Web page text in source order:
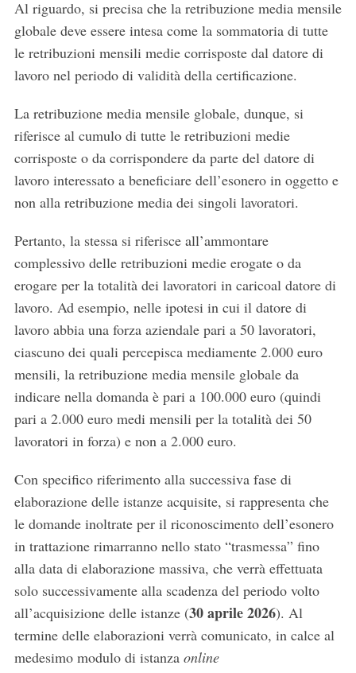
Al riguardo, si precisa che la retribuzione media mensile
globale deve essere intesa come la sommatoria di tutte
le retribuzioni mensili medie corrisposte dal datore di
lavoro nel periodo di validità della certificazione.
La retribuzione media mensile globale, dunque, si
riferisce al cumulo di tutte le retribuzioni medie
corrisposte o da corrispondere da parte del datore di
lavoro interessato a beneficiare dell’esonero in oggetto e
non alla retribuzione media dei singoli lavoratori.
Pertanto, la stessa si riferisce all’ammontare
complessivo delle retribuzioni medie erogate o da
erogare per la totalità dei lavoratori in caricoal datore di
lavoro. Ad esempio, nelle ipotesi in cui il datore di
lavoro abbia una forza aziendale pari a 50 lavoratori,
ciascuno dei quali percepisca mediamente 2.000 euro
mensili, la retribuzione media mensile globale da
indicare nella domanda è pari a 100.000 euro (quindi
pari a 2.000 euro medi mensili per la totalità dei 50
lavoratori in forza) e non a 2.000 euro.
Con specifico riferimento alla successiva fase di
elaborazione delle istanze acquisite, si rappresenta che
le domande inoltrate per il riconoscimento dell’esonero
in trattazione rimarranno nello stato “trasmessa” fino
alla data di elaborazione massiva, che verrà effettuata
solo successivamente alla scadenza del periodo volto
all’acquisizione delle istanze (30 aprile 2026). Al
termine delle elaborazioni verrà comunicato, in calce al
medesimo modulo di istanza online
e
a
r